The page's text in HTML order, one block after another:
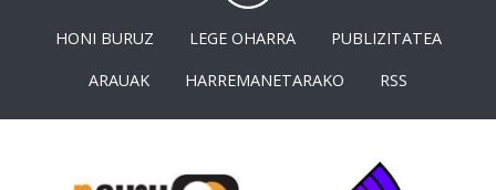
HONI BURUZ LEGE OHARRA
PUBLIZITATEA
ARAUAK
HARREMANETARAKO RSS